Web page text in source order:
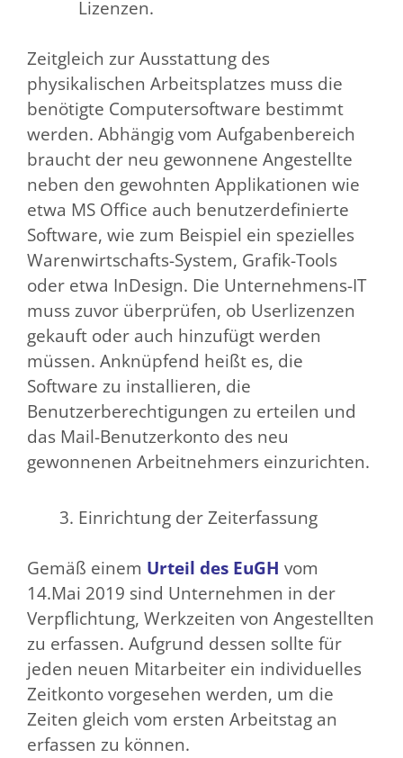
Lizenzen.
Zeitgleich zur Ausstattung des
physikalischen Arbeitsplatzes muss die
benötigte Computersoftware bestimmt
werden. Abhängig vom Aufgabenbereich
braucht der neu gewonnene Angestellte
neben den gewohnten Applikationen wie
etwa MS Office auch benutzerdefinierte
Software, wie zum Beispiel ein spezielles
Warenwirtschafts-System, Grafik-Tools
oder etwa InDesign. Die Unternehmens-IT
muss zuvor überprüfen, ob Userlizenzen
gekauft oder auch hinzufügt werden
müssen. Anknüpfend heißt es, die
Software zu installieren, die
Benutzerberechtigungen zu erteilen und
das Mail-Benutzerkonto des neu
gewonnenen Arbeitnehmers einzurichten.
Einrichtung der Zeiterfassung
Gemäß einem Urteil des EuGH vom
14.Mai 2019 sind Unternehmen in der
Verpflichtung, Werkzeiten von Angestellten
zu erfassen. Aufgrund dessen sollte für
jeden neuen Mitarbeiter ein individuelles
Zeitkonto vorgesehen werden, um die
Zeiten gleich vom ersten Arbeitstag an
erfassen zu können.